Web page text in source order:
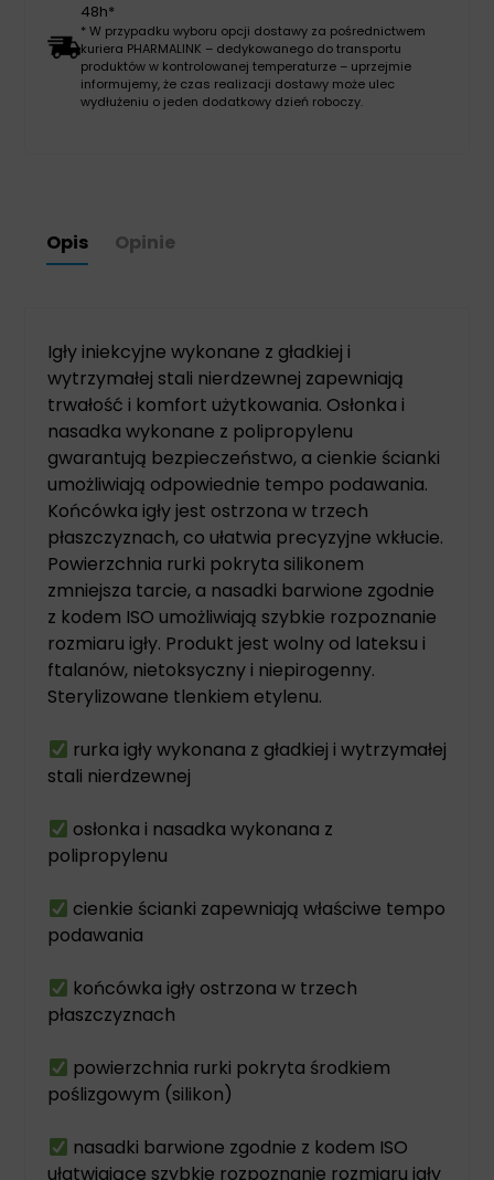
48h*
* W przypadku wyboru opcji dostawy za pośrednictwem
kuriera PHARMALINK – dedykowanego do transportu
produktów w kontrolowanej temperaturze – uprzejmie
informujemy, że czas realizacji dostawy może ulec
wydłużeniu o jeden dodatkowy dzień roboczy.
Opis Opinie
Igły iniekcyjne wykonane z gładkiej i
wytrzymałej stali nierdzewnej zapewniają
trwałość i komfort użytkowania. Osłonka i
nasadka wykonane z polipropylenu
gwarantują bezpieczeństwo, a cienkie ścianki
umożliwiają odpowiednie tempo podawania.
Końcówka igły jest ostrzona w trzech
płaszczyznach, co ułatwia precyzyjne wkłucie.
Powierzchnia rurki pokryta silikonem
zmniejsza tarcie, a nasadki barwione zgodnie
z kodem ISO umożliwiają szybkie rozpoznanie
rozmiaru igły. Produkt jest wolny od lateksu i
ftalanów, nietoksyczny i niepirogenny.
Sterylizowane tlenkiem etylenu.
rurka igły wykonana z gładkiej i wytrzymałej
stali nierdzewnej
osłonka i nasadka wykonana z
polipropylenu
cienkie ścianki zapewniają właściwe tempo
podawania
końcówka igły ostrzona w trzech
płaszczyznach
powierzchnia rurki pokryta środkiem
poślizgowym (silikon)
nasadki barwione zgodnie z kodem ISO
ułatwiające szybkie rozpoznanie rozmiaru igły